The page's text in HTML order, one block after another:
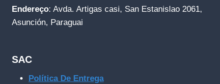
Endereço: Avda. Artigas casi, San Estanislao 2061,
Asunción, Paraguai
SAC
Política De Entrega